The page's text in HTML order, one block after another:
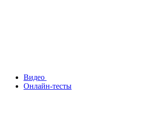
Видео
Онлайн-тесты